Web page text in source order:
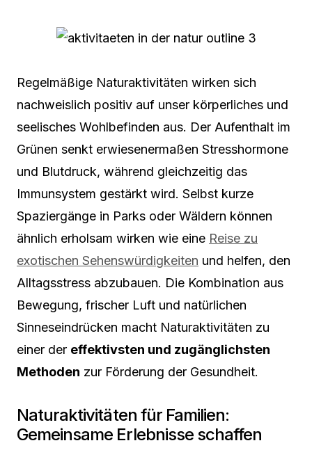
Regelmäßige Naturaktivitäten wirken sich
nachweislich positiv auf unser körperliches und
seelisches Wohlbefinden aus. Der Aufenthalt im
Grünen senkt erwiesenermaßen Stresshormone
und Blutdruck, während gleichzeitig das
Immunsystem gestärkt wird. Selbst kurze
Spaziergänge in Parks oder Wäldern können
ähnlich erholsam wirken wie eine Reise zu
exotischen Sehenswürdigkeiten und helfen, den
Alltagsstress abzubauen. Die Kombination aus
Bewegung, frischer Luft und natürlichen
Sinneseindrücken macht Naturaktivitäten zu
einer der effektivsten und zugänglichsten
Methoden zur Förderung der Gesundheit.
Naturaktivitäten für Familien:
Gemeinsame Erlebnisse schaffen